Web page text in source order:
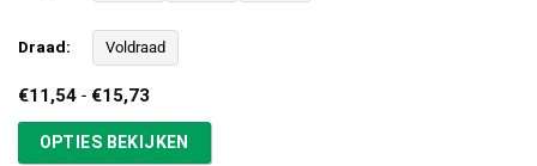
Draad: Voldraad
€11,54 - €15,73Prijsklasse:
tot
€15,73
OPTIES BEKIJKEN